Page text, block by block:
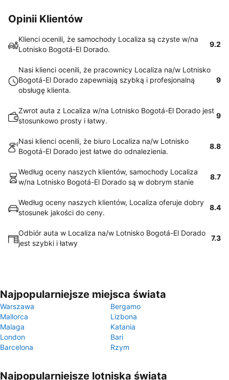
Opinii Klientów
Klienci ocenili, że samochody Localiza są czyste w/na
Lotnisko Bogotá-El Dorado.
9.2
Nasi klienci ocenili, że pracownicy Localiza na/w Lotnisko
Bogotá-El Dorado zapewniają szybką i profesjonalną
obsługę klienta.
9
Zwrot auta z Localiza w/na Lotnisko Bogotá-El Dorado jest
stosunkowo prosty i łatwy.
9
Nasi klienci ocenili, że biuro Localiza na/w Lotnisko
Bogotá-El Dorado jest łatwe do odnalezienia.
8.8
Według oceny naszych klientów, samochody Localiza
w/na Lotnisko Bogotá-El Dorado są w dobrym stanie
8.7
Według oceny naszych klientów, Localiza oferuje dobry
stosunek jakości do ceny.
8.4
Odbiór auta w Localiza na/w Lotnisko Bogotá-El Dorado
jest szybki i łatwy
7.3
Najpopularniejsze miejsca świata
Warszawa
Bergamo
Mallorca
Lizbona
Malaga
Katania
London
Bari
Barcelona
Rzym
Najpopularniejsze lotniska świata